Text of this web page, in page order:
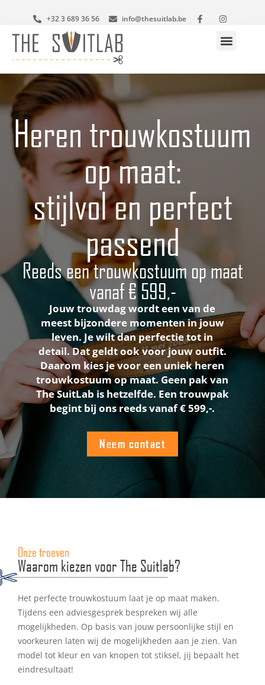
content
+32 3 689 36 56 info@thesuitlab.be
Heren trouwkostuum
op maat:
stijlvol en perfect
passend
Reeds een trouwkostuum op maat
vanaf € 599,-
Jouw trouwdag wordt een van de
meest bijzondere momenten in jouw
leven. Je wilt dan perfectie tot in
detail. Dat geldt ook voor jouw outfit.
Daarom kies je voor een uniek heren
trouwkostuum op maat. Geen pak van
The SuitLab is hetzelfde. Een trouwpak
begint bij ons reeds vanaf € 599,-.
Neem contact
Onze troeven
Waarom kiezen voor The Suitlab?
Het perfecte trouwkostuum laat je op maat maken.
Tijdens een adviesgesprek bespreken wij alle
mogelijkheden. Op basis van jouw persoonlijke stijl en
voorkeuren laten wij de mogelijkheden aan je zien. Van
model tot kleur en van knopen tot stiksel, jij bepaalt het
eindresultaat!